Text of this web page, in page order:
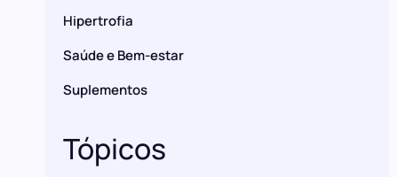
Hipertrofia
Saúde e Bem-estar
Suplementos
Tópicos